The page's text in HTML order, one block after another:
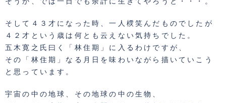
そして４３才になった時、一人樮笑んだものでしたが
４２才という歳は何とも云えない気持ちでした。
五木寛之氏曰く「林住期」に入るわけですが、
その「林住期」なる月日を味わいながら描いていこう
と思っています。
宇宙の中の地球、その地球の中の生物、